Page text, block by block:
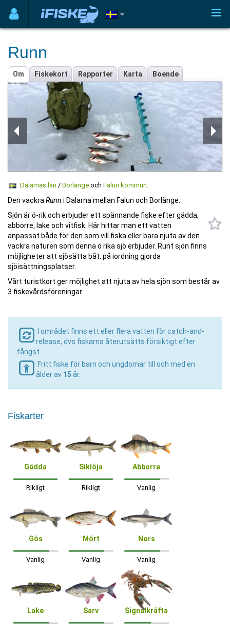
Runn
Om Fiskekort Rapporter Karta Boende
Dalarnas län / Borlängeoch Falun kommun.
Den vackra Runn i Dalarna mellan Falun och Borlänge.
Sjön är ö-rik och erbjuder ett spännande fiske efter gädda,
abborre, lake och vitfisk. Här hittar man ett vatten
anpassat både för den som vill fiska eller bara njuta av den
vackra naturen som denna ö rika sjö erbjuder. Runt sjön finns
möjligheter att sjösätta båt, på iordning gjorda
sjöisättningsplatser.
Vårt turistkort ger möjlighet att njuta av hela sjön som består av
3 fiskevårdsföreningar.
I området finns ett eller flera vatten för catch-and-
release, dvs fiskarna återutsätts försiktigt efter
fångst.
Fritt fiske för barn och ungdomar till och med en
ålder av 15 år.
Fiskarter
Gädda
Rikligt
Siklöja
Rikligt
Abborre
Vanlig
Gös
Vanlig
Mört
Vanlig
Nors
Vanlig
Lake Sarv Signalkräfta